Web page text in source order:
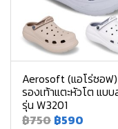
Aerosoft (แอโร่ซอฟ)
รองเท้าแตะหัวโต แบ
รุ่น W3201
฿750 ฿590